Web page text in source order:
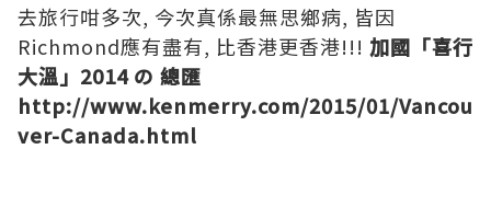
去旅行咁多次, 今次真係最無思鄉病, 皆因
Richmond應有盡有, 比香港更香港!!! 加國「喜行
大溫」2014 の 總匯
http://www.kenmerry.com/2015/01/Vancou
ver-Canada.html